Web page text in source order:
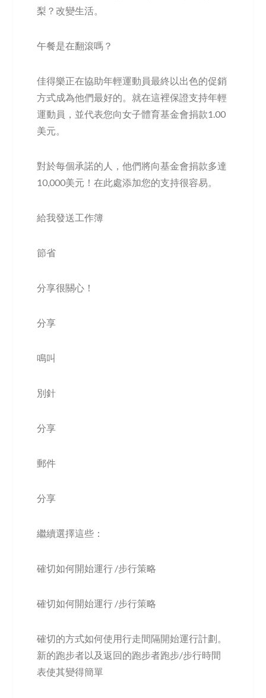
梨？改變生活。
午餐是在翻滾嗎？
佳得樂正在協助年輕運動員最終以出色的促銷
方式成為他們最好的。就在這裡保證支持年輕
運動員，並代表您向女子體育基金會捐款1.00
美元。
對於每個承諾的人，他們將向基金會捐款多達
10,000美元！在此處添加您的支持很容易。
給我發送工作簿
節省
分享很關心！
分享
鳴叫
別針
分享
郵件
分享
繼續選擇這些：
確切如何開始運行 /步行策略
確切如何開始運行 /步行策略
確切的方式如何使用行走間隔開始運行計劃。
新的跑步者以及返回的跑步者跑步/步行時間
表使其變得簡單